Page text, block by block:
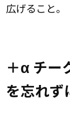
広げること。
＋α チー
を忘れず